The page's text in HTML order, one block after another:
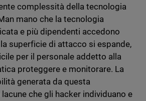
complessità della tecnologia
mano che la tecnologia
e più dipendenti accedono
superficie di attacco si espande,
per il personale addetto alla
proteggere e monitorare. La
generata da questa
che gli hacker individuano e